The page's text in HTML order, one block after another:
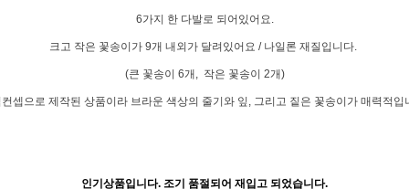
6가지 한 다발로 되어있어요.
크고 작은 꽃송이가 9개 내외가 달려있어요 / 나일론 재질입니다.
(큰 꽃송이 6개, 작은 꽃송이 2개)
셉으로 제작된 상품이라 브라운 색상의 줄기와 잎, 그리고 짙은 꽃송이가 매력적입
인기상품입니다. 조기 품절되어 재입고 되었습니다.